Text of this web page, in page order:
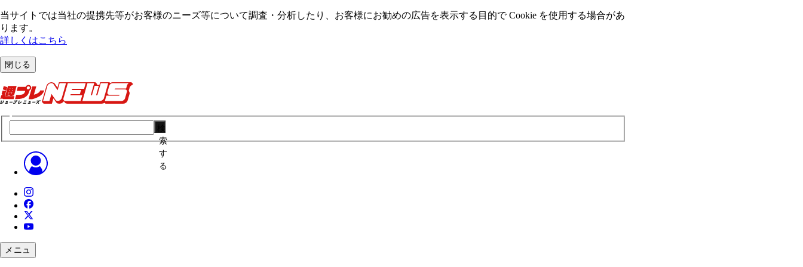
当サイトでは当社の提携先等がお客様のニーズ等について調査・分析したり、お客様にお勧めの広告を表⽰する⽬的で Cookie を使⽤する場合があ
ります。
詳しくはこちら
閉じる
索
す
る
メニュ